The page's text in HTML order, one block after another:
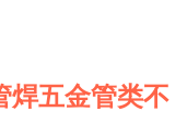
焊五金管类不